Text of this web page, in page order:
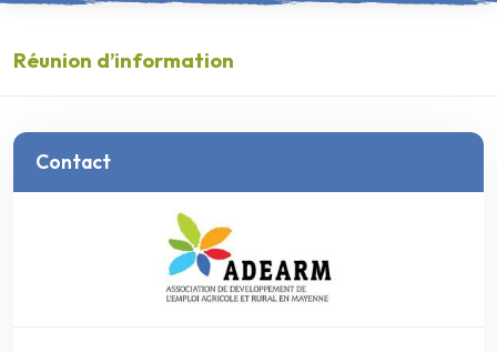
Réunion d’information
Contact